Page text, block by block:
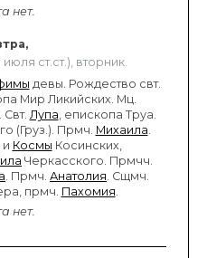
нет.
июля ст.ст.), вторник.
девы. Рождество свт.
Мир Ликийских. Мц.
Свт. Лупа, епископа Труа.
(Груз.). Прмч. Михаила.
и Космы Косинских,
Черкасского. Прмчч.
. Прмч. Анатолия. Сщмч.
прмч. Пахомия.
нет.